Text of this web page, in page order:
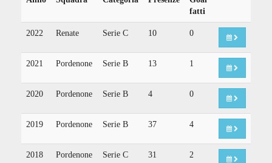
fatti
2022 Renate Serie C 10 0
2021 Pordenone Serie B 13 1
2020 Pordenone Serie B 4 0
2019 Pordenone Serie B 37 4
2018 Pordenone Serie C 31 2